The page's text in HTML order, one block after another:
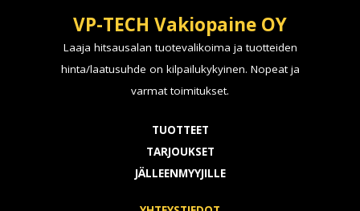
VP-TECH Vakiopaine OY
Laaja hitsausalan tuotevalikoima ja tuotteiden
hinta/laatusuhde on kilpailukykyinen. Nopeat ja
varmat toimitukset.
TUOTTEET
TARJOUKSET
JÄLLEENMYYJILLE